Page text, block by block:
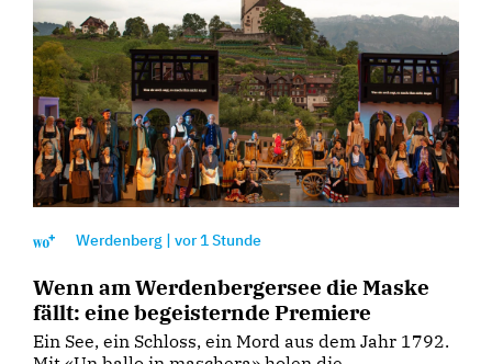
Werdenberg | vor1 Stunde
Wenn am Werdenbergersee die Maske
fällt: eine begeisternde Premiere
Ein See, ein Schloss, ein Mord aus dem Jahr 1792.